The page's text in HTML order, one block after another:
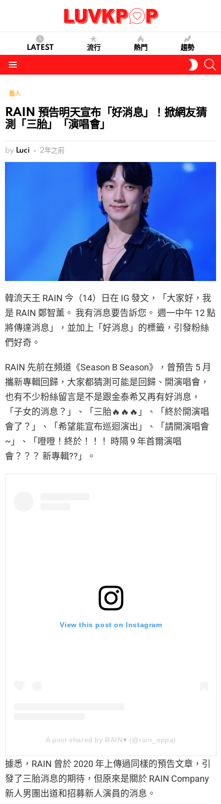
LATEST 流行 熱門 趨勢
SKIN
藝人
RAIN 預告明天宣布「好消息」！掀網友猜
測「三胎」「演唱會」
by Luci 2年之前
韓流天王 RAIN 今（14）日在 IG 發文，「大家好，我
是 RAIN 鄭智薰。 我有消息要告訴您。 週一中午 12 點
將傳達消息」，並加上「好消息」的標籤，引發粉絲
們好奇。
RAIN 先前在頻道《Season B Season》，曾預告 5 月
攜新專輯回歸，大家都猜測可能是回歸、開演唱會，
也有不少粉絲留言是不是跟金泰希又再有好消息，
「子女的消息？」、「三胎🔥🔥🔥」、「終於開演唱
會了？」、「希望能宣布巡迴演出」、「請開演唱會
~」、「噔噔！終於！！！ 時隔 9 年首爾演唱
會？？？ 新專輯??」。
View this post on Instagram
A post shared by RAIN♥ (@rain_oppa)
據悉，RAIN 曾於 2020 年上傳過同樣的預告文章，引
發了三胎消息的期待，但原來是關於 RAIN Company
新人男團出道和招募新人演員的消息。